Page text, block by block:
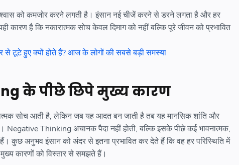
को कमजोर करने लगती है। इंसान नई चीजें करने से डरने लगता है और हर
कारण है कि नकारात्मक सोच केवल दिमाग को नहीं बल्कि पूरे जीवन को प्रभावित
टूटे हुए क्यों होते हैं? आज के लोगों की सबसे बड़ी समस्या
के पीछे छिपे मुख्य कारण
सोच आती है, लेकिन जब यह आदत बन जाती है तब यह मानसिक शांति और
Negative Thinking अचानक पैदा नहीं होती, बल्कि इसके पीछे कई भावनात्मक,
कुछ अनुभव इंसान को अंदर से इतना प्रभावित कर देते हैं कि वह हर परिस्थिति में
कारणों को विस्तार से समझते हैं।